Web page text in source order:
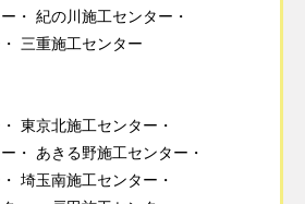
紀の川施工センター
三重施工センター
東京北施工センター
あきる野施工センター
埼玉南施工センター